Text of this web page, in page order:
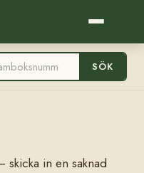
SÖK
skicka in en saknad